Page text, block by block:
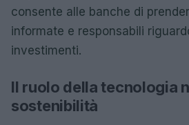
consente alle banche di
informate e responsabili
investimenti.
Il ruolo della tecnologia
sostenibilità